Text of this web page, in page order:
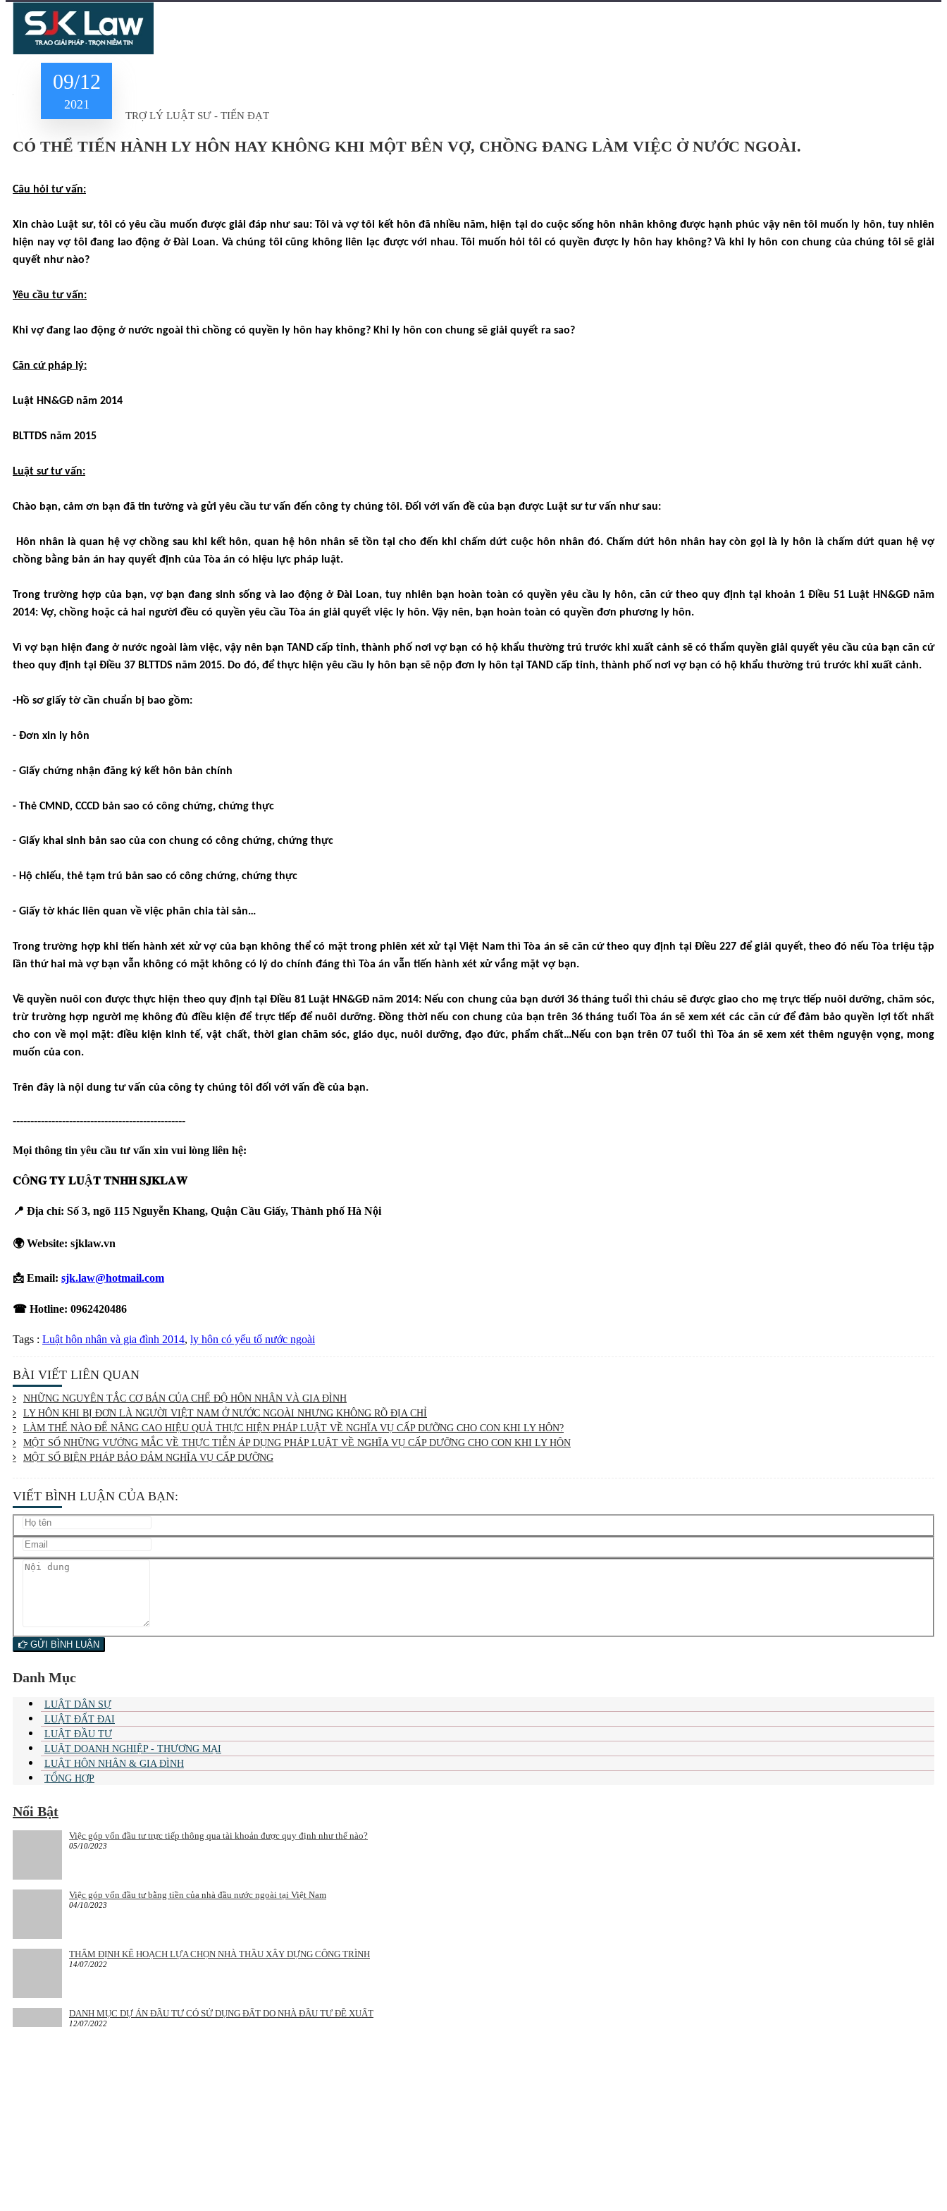
09/12
2021
TRỢ LÝ LUẬT SƯ - TIẾN ĐẠT
CÓ THỂ TIẾN HÀNH LY HÔN HAY KHÔNG KHI MỘT BÊN VỢ, CHỒNG ĐANG LÀM VIỆC Ở NƯỚC NGOÀI.
Câu hỏi tư vấn:
Xin chào Luật sư, tôi có yêu cầu muốn được giải đáp như sau: Tôi và vợ tôi kết hôn đã nhiều năm, hiện tại do cuộc sống hôn nhân không được hạnh phúc vậy nên tôi muốn ly hôn, tuy nhiên
hiện nay vợ tôi đang lao động ở Đài Loan. Và chúng tôi cũng không liên lạc được với nhau. Tôi muốn hỏi tôi có quyền được ly hôn hay không? Và khi ly hôn con chung của chúng tôi sẽ giải
quyết như nào?
Yêu cầu tư vấn:
Khi vợ đang lao động ở nước ngoài thì chồng có quyền ly hôn hay không? Khi ly hôn con chung sẽ giải quyết ra sao?
Căn cứ pháp lý:
Luật HN&GĐ năm 2014
BLTTDS năm 2015
Luật sư tư vấn:
Chào bạn, cảm ơn bạn đã tin tưởng và gửi yêu cầu tư vấn đến công ty chúng tôi. Đối với vấn đề của bạn được Luật sư tư vấn như sau:
Hôn nhân là quan hệ vợ chồng sau khi kết hôn, quan hệ hôn nhân sẽ tồn tại cho đến khi chấm dứt cuộc hôn nhân đó. Chấm dứt hôn nhân hay còn gọi là ly hôn là chấm dứt quan hệ vợ
chồng bằng bản án hay quyết định của Tòa án có hiệu lực pháp luật.
Trong trường hợp của bạn, vợ bạn đang sinh sống và lao động ở Đài Loan, tuy nhiên bạn hoàn toàn có quyền yêu cầu ly hôn, căn cứ theo quy định tại khoản 1 Điều 51 Luật HN&GĐ năm
2014: Vợ, chồng hoặc cả hai người đều có quyền yêu cầu Tòa án giải quyết việc ly hôn. Vậy nên, bạn hoàn toàn có quyền đơn phương ly hôn.
Vì vợ bạn hiện đang ở nước ngoài làm việc, vậy nên bạn TAND cấp tỉnh, thành phố nơi vợ bạn có hộ khẩu thường trú trước khi xuất cảnh sẽ có thẩm quyền giải quyết yêu cầu của bạn căn cứ
theo quy định tại Điều 37 BLTTDS năm 2015. Do đó, để thực hiện yêu cầu ly hôn bạn sẽ nộp đơn ly hôn tại TAND cấp tỉnh, thành phố nơi vợ bạn có hộ khẩu thường trú trước khi xuất cảnh.
-Hồ sơ giấy tờ cần chuẩn bị bao gồm:
- Đơn xin ly hôn
- Giấy chứng nhận đăng ký kết hôn bản chính
- Thẻ CMND, CCCD bản sao có công chứng, chứng thực
- Giấy khai sinh bản sao của con chung có công chứng, chứng thực
- Hộ chiếu, thẻ tạm trú bản sao có công chứng, chứng thực
- Giấy tờ khác liên quan về việc phân chia tài sản…
Trong trường hợp khi tiến hành xét xử vợ của bạn không thể có mặt trong phiên xét xử tại Việt Nam thì Tòa án sẽ căn cứ theo quy định tại Điều 227 để giải quyết, theo đó nếu Tòa triệu tập
lần thứ hai mà vợ bạn vẫn không có mặt không có lý do chính đáng thì Tòa án vẫn tiến hành xét xử vắng mặt vợ bạn.
Về quyền nuôi con được thực hiện theo quy định tại Điều 81 Luật HN&GĐ năm 2014: Nếu con chung của bạn dưới 36 tháng tuổi thì cháu sẽ được giao cho mẹ trực tiếp nuôi dưỡng, chăm sóc,
trừ trường hợp người mẹ không đủ điều kiện để trực tiếp để nuôi dưỡng. Đồng thời nếu con chung của bạn trên 36 tháng tuổi Tòa án sẽ xem xét các căn cứ để đảm bảo quyền lợi tốt nhất
cho con về mọi mặt: điều kiện kinh tế, vật chất, thời gian chăm sóc, giáo dục, nuôi dưỡng, đạo đức, phẩm chất…Nếu con bạn trên 07 tuổi thì Tòa án sẽ xem xét thêm nguyện vọng, mong
muốn của con.
Trên đây là nội dung tư vấn của công ty chúng tôi đối với vấn đề của bạn.
-------------------------------------------------
Mọi thông tin yêu cầu tư vấn xin vui lòng liên hệ:
𝐂Ô𝐍𝐆 𝐓𝐘 𝐋𝐔Ậ𝐓 𝐓𝐍𝐇𝐇 𝐒𝐉𝐊𝐋𝐀𝐖
📍 Địa chỉ: Số 3, ngõ 115 Nguyễn Khang, Quận Cầu Giấy, Thành phố Hà Nội
🌍 Website: sjklaw.vn
📩 Email: sjk.law@hotmail.com
☎ Hotline: 0962420486
Tags : Luật hôn nhân và gia đình 2014, ly hôn có yếu tố nước ngoài
BÀI VIẾT LIÊN QUAN
NHỮNG NGUYÊN TẮC CƠ BẢN CỦA CHẾ ĐỘ HÔN NHÂN VÀ GIA ĐÌNH
LY HÔN KHI BỊ ĐƠN LÀ NGƯỜI VIỆT NAM Ở NƯỚC NGOÀI NHƯNG KHÔNG RÕ ĐỊA CHỈ
LÀM THẾ NÀO ĐỂ NÂNG CAO HIỆU QUẢ THỰC HIỆN PHÁP LUẬT VỀ NGHĨA VỤ CẤP DƯỠNG CHO CON KHI LY HÔN?
MỘT SỐ NHỮNG VƯỚNG MẮC VỀ THỰC TIỄN ÁP DỤNG PHÁP LUẬT VỀ NGHĨA VỤ CẤP DƯỠNG CHO CON KHI LY HÔN
MỘT SỐ BIỆN PHÁP BẢO ĐẢM NGHĨA VỤ CẤP DƯỠNG
VIẾT BÌNH LUẬN CỦA BẠN:
GỬI BÌNH LUẬN
Danh Mục
LUẬT DÂN SỰ
LUẬT ĐẤT ĐAI
LUẬT ĐẦU TƯ
LUẬT DOANH NGHIỆP - THƯƠNG MẠI
LUẬT HÔN NHÂN & GIA ĐÌNH
TỔNG HỢP
Nổi Bật
Việc góp vốn đầu tư trực tiếp thông qua tài khoản được quy định như thế nào?
05/10/2023
Việc góp vốn đầu tư bằng tiền của nhà đầu nước ngoài tại Việt Nam
04/10/2023
THẨM ĐỊNH KẾ HOẠCH LỰA CHỌN NHÀ THẦU XÂY DỰNG CÔNG TRÌNH
14/07/2022
DANH MỤC DỰ ÁN ĐẦU TƯ CÓ SỬ DỤNG ĐẤT DO NHÀ ĐẦU TƯ ĐỀ XUẤT
12/07/2022